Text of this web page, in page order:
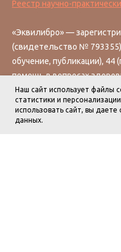
Реестр научно-
«Эквилибро» —
(свидетельство №
обучение, публикации), 44
помощь в вопросах
Эквилибро Book
Книги для равновесия
Наш сайт использует файлы
статистики и
использовать сайт, вы даете
данных.